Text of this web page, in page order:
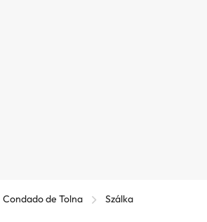
Condado de Tolna Szálka